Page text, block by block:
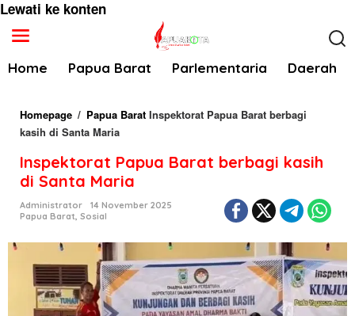
Lewati ke konten
Home Papua Barat Parlementaria Daerah
Homepage / Papua Barat Inspektorat Papua Barat berbagi
kasih di Santa Maria
Inspektorat Papua Barat berbagi kasih
di Santa Maria
Administrator
14 November 2025
Papua Barat, Sosial